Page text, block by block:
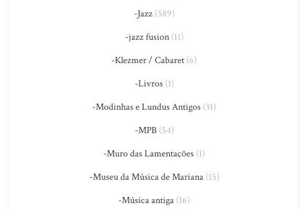
-Jazz(589)
-jazz fusion(11)
-Klezmer / Cabaret (6)
-Livros(1)
-Modinhas e Lundus Antigos (31)
-MPB(54)
-Muro das Lamentações (1)
-Museu da Música de Mariana(15)
-Música antiga (16)